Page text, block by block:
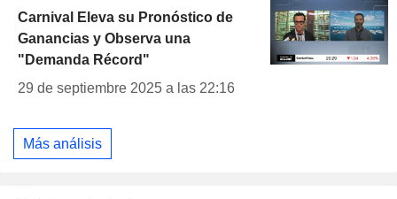
Carnival Eleva su Pronóstico de
Ganancias y Observa una
"Demanda Récord"
29 de septiembre 2025 a las 22:16
Más análisis